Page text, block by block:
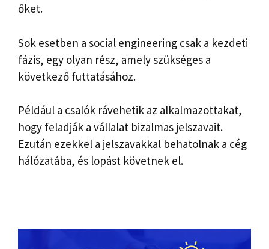
őket.
Sok esetben a social engineering csak a kezdeti
fázis, egy olyan rész, amely szükséges a
következő futtatásához.
Például a csalók rávehetik az alkalmazottakat,
hogy feladják a vállalat bizalmas jelszavait.
Ezután ezekkel a jelszavakkal behatolnak a cég
hálózatába, és lopást követnek el.